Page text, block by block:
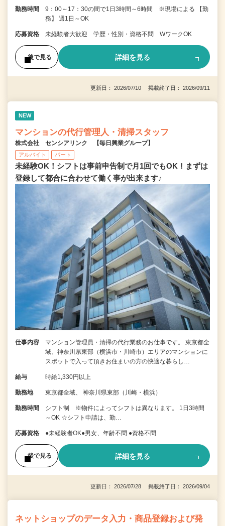
勤務時間
9：00～17：30の間で1日3時間～6時間 ※現場による 【勤
務】 週1日～OK
応募資格 未経験者大歓迎 学歴・性別・資格不問 WワークOK
後で見る 詳細を見る
更新日： 2026/07/10 掲載終了日： 2026/09/11
NEW
マンションの代行管理人・清掃スタッフ
株式会社 センシアリンク 【毎日興業グループ】
アルバイト パート
未経験OK！シフトは事前申告制で月1回でもOK！まずは
登録して都合に合わせて働く事が出来ます♪
仕事内容
マンション管理員・清掃の代行業務のお仕事です。 東京都全
域、神奈川県東部（横浜市・川崎市）エリアのマンションに
スポットで入って頂きお住まいの方の快適な暮らし…
給与 時給1,330円以上
勤務地 東京都全域、 神奈川県東部（川崎・横浜）
勤務時間
シフト制 ※物件によってシフトは異なります。 1日3時間
～OK ☆シフト申請は、勤…
応募資格 ●未経験者OK●男女、年齢不問 ●資格不問
後で見る 詳細を見る
更新日： 2026/07/28 掲載終了日： 2026/09/04
ネットショップのデータ入力・商品登録および発